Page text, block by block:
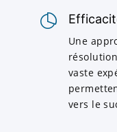
Une
vaste
vers le